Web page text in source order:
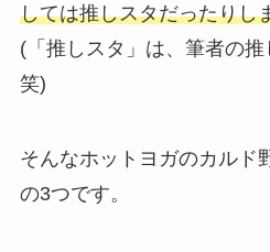
しては推しスタだったりし
(「推しスタ」は、筆者の推
笑)
そんなホットヨガのカルド
の3つです。